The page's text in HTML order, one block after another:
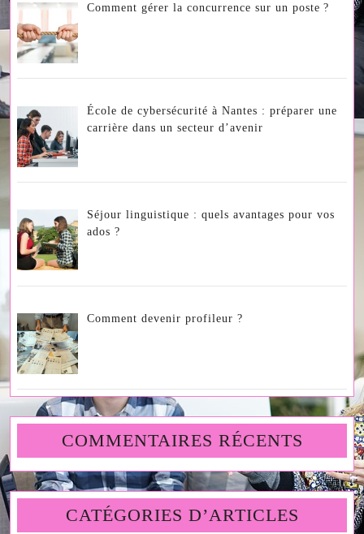
Comment gérer la concurrence sur un poste ?
École de cybersécurité à Nantes : préparer une
carrière dans un secteur d’avenir
Séjour linguistique : quels avantages pour vos
ados ?
Comment devenir profileur ?
COMMENTAIRES RÉCENTS
CATÉGORIES D’ARTICLES